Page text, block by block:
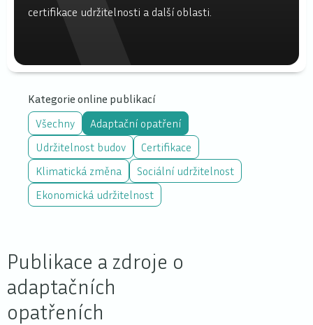
certifikace udržitelnosti a další oblasti.
Kategorie online publikací
Všechny
Adaptační opatření
Udržitelnost budov
Certifikace
Klimatická změna
Sociální udržitelnost
Ekonomická udržitelnost
Publikace a zdroje o
adaptačních
opatřeních